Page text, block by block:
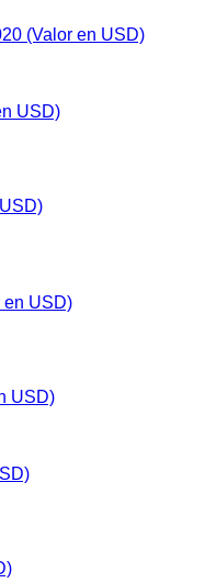
(Valor en USD)
USD)